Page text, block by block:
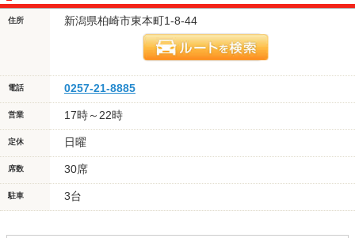
住所 新潟県柏崎市東本町1-8-44
電話 0257-21-8885
営業 17時～22時
定休 日曜
席数 30席
駐車 3台